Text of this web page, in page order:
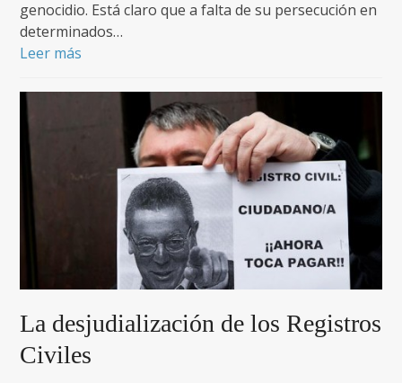
genocidio. Está claro que a falta de su persecución en
determinados…
Leer más
La desjudialización de los Registros
Civiles